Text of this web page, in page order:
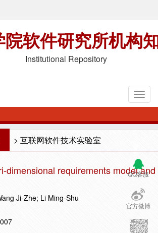
院软件研究所机构
Institutional Repository
> 互联网软件技术实验室
QQ客服
官方微博
dimensional requirements model
Ji-Zhe; Li Ming-Shu